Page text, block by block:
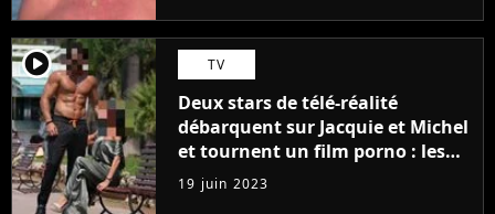
player2 TV
Deux stars de télé-réalité
débarquent sur Jacquie et Michel
et tournent un film porno : les
premières images du tournage
(exclu)
19 juin 2023